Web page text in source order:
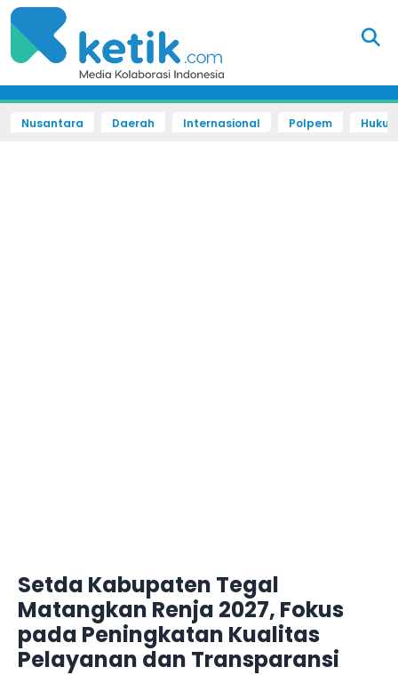
Nusantara Daerah Internasional Polpem
Setda Kabupaten Tegal
Matangkan Renja 2027, Fokus
pada Peningkatan Kualitas
Pelayanan dan Transparansi